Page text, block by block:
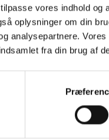
vores indhold og
oplysninger om din
analysepartnere.
fra din brug af